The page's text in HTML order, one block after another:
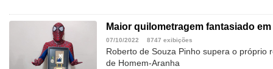
Maior quilometragem fantasiado
07/10/2022 8747 exibições
Roberto de Souza Pinho supera o próprio
de Homem-Aranha